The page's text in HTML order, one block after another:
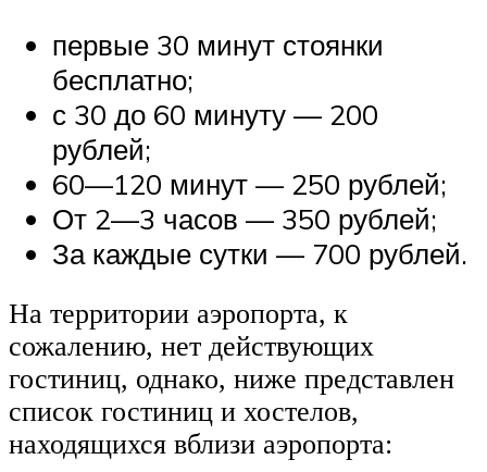
первые 30 минут стоянки
бесплатно;
с 30 до 60 минуту — 200
рублей;
60—120 минут — 250 рублей;
От 2—3 часов — 350 рублей;
За каждые сутки — 700 рублей.
На территории аэропорта, к
сожалению, нет действующих
гостиниц, однако, ниже представлен
список гостиниц и хостелов,
находящихся вблизи аэропорта: